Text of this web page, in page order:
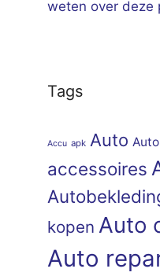
weten over deze
Tags
Accu apk Auto
accessoires
kopen Auto
Auto